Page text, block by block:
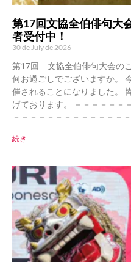
第17回文協全伯俳句
者受付中！
30 de July de 2026
第17回 文協全伯俳句大会の
何お過ごしでございますか。
催されることになりました。
げております。 －－－－－－
－－－－－－－－－－－－－
続き